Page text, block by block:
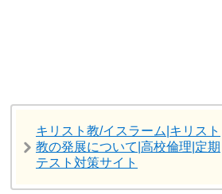
キリスト教/イスラーム|キリスト
教の発展について|高校倫理|定期
テスト対策サイト